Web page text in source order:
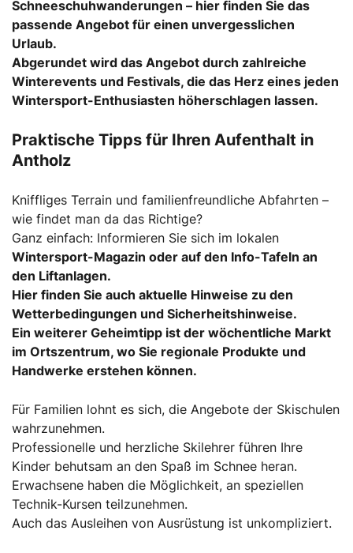
Schneeschuhwanderungen – hier finden Sie das
passende Angebot für einen unvergesslichen
Urlaub.
Abgerundet wird das Angebot durch zahlreiche
Winterevents und Festivals, die das Herz eines jeden
Wintersport-Enthusiasten höherschlagen lassen.
Praktische Tipps für Ihren Aufenthalt in
Antholz
Kniffliges Terrain und familienfreundliche Abfahrten –
wie findet man da das Richtige?
Ganz einfach: Informieren Sie sich im lokalen
Wintersport-Magazin oder auf den Info-Tafeln an
den Liftanlagen.
Hier finden Sie auch aktuelle Hinweise zu den
Wetterbedingungen und Sicherheitshinweise.
Ein weiterer Geheimtipp ist der wöchentliche Markt
im Ortszentrum, wo Sie regionale Produkte und
Handwerke erstehen können.
Für Familien lohnt es sich, die Angebote der Skischulen
wahrzunehmen.
Professionelle und herzliche Skilehrer führen Ihre
Kinder behutsam an den Spaß im Schnee heran.
Erwachsene haben die Möglichkeit, an speziellen
Technik-Kursen teilzunehmen.
Auch das Ausleihen von Ausrüstung ist unkompliziert.